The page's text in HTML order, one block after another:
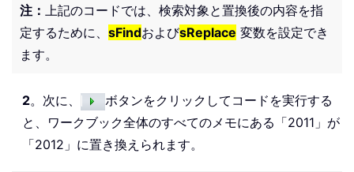
End
If
End If
注： 上記のコードでは、検索対象と置換後の内容を指
定するために、 sFindおよびsReplace 変数を設定でき
ます。
2。次に、
ボタンをクリックしてコードを実行する
と、ワークブック全体のすべてのメモにある「2011」が
「2012」に置き換えられます。